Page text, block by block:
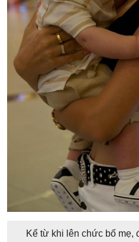
Kể từ khi lên chức bố mẹ,